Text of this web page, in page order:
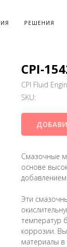
РЕШЕНИЯ
CPI-
CPI Fluid
SKU:
Смазочные
основе
Эти
температур
коррозии.
материалы